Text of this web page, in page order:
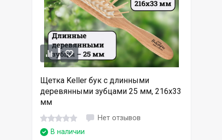
Щетка Keller бук с длинными
деревянными зубцами 25 мм, 216х33
мм
Нет отзывов
В наличии